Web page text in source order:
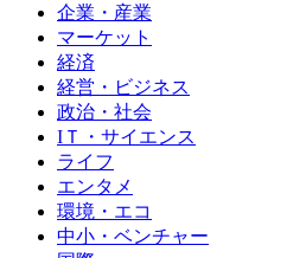
企業・産業
マーケット
経済
経営・ビジネス
政治・社会
IＴ・サイエンス
ライフ
エンタメ
環境・エコ
中小・ベンチャー